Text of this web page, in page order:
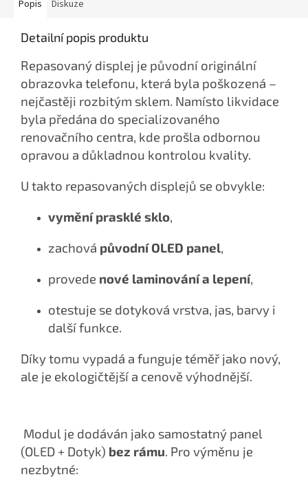
Popis Diskuze
Detailní popis produktu
Repasovaný displej je původní originální
obrazovka telefonu, která byla poškozená –
nejčastěji rozbitým sklem. Namísto likvidace
byla předána do specializovaného
renovačního centra, kde prošla odbornou
opravou a důkladnou kontrolou kvality.
U takto repasovaných displejů se obvykle:
vymění prasklé sklo,
zachová původní OLED panel,
provede nové laminování a lepení,
otestuje se dotyková vrstva, jas, barvy i
další funkce.
Díky tomu vypadá a funguje téměř jako nový,
ale je ekologičtější a cenově výhodnější.
Modul je dodáván jako samostatný panel
(OLED + Dotyk) bez rámu. Pro výměnu je
nezbytné: